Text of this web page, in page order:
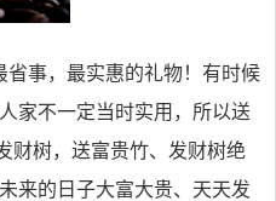
省事，最实惠的礼物！有时候
家不一定当时实用，所以送
财树，送富贵竹、发财树绝
来的日子大富大贵、天天发